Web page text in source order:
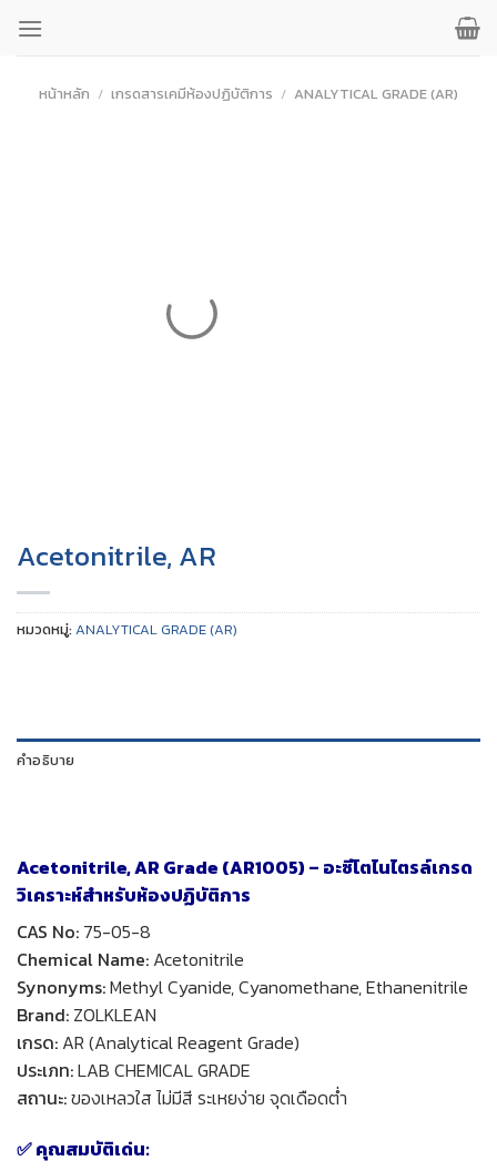
เนื้อหาหน้าหลัก / เกรดสารเคมีห้องปฏิบัติการ / ANALYTICAL GRADE (AR)
Acetonitrile, AR
หมวดหมู่: ANALYTICAL GRADE (AR)
คำอธิบาย
Acetonitrile, AR Grade (AR1005) – อะซีโตไนไตรล์เกรด
วิเคราะห์สำหรับห้องปฏิบัติการ
CAS No: 75-05-8
Chemical Name: Acetonitrile
Synonyms:Methyl Cyanide, Cyanomethane, Ethanenitrile
Brand: ZOLKLEAN
เกรด: AR (Analytical Reagent Grade)
ประเภท:LAB CHEMICAL GRADE
สถานะ:ของเหลวใส ไม่มีสี ระเหยง่าย จุดเดือดต่ำ
✅ คุณสมบัติเด่น: